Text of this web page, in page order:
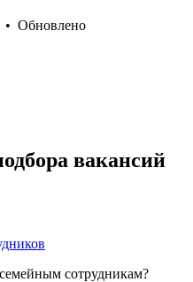
• Обновлено
вакансий
сотрудникам?